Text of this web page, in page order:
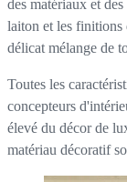
des matériaux et
laiton et les finitions
délicat mélange de
Toutes les
concepteurs
élevé du décor de
matériau décoratif